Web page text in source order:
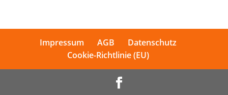
Impressum AGB
Datenschutz
Cookie-Richtlinie (EU)